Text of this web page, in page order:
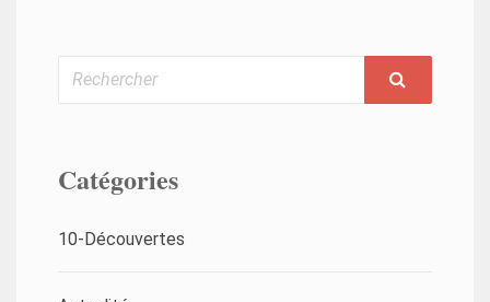
Rechercher
Catégories
10-Découvertes